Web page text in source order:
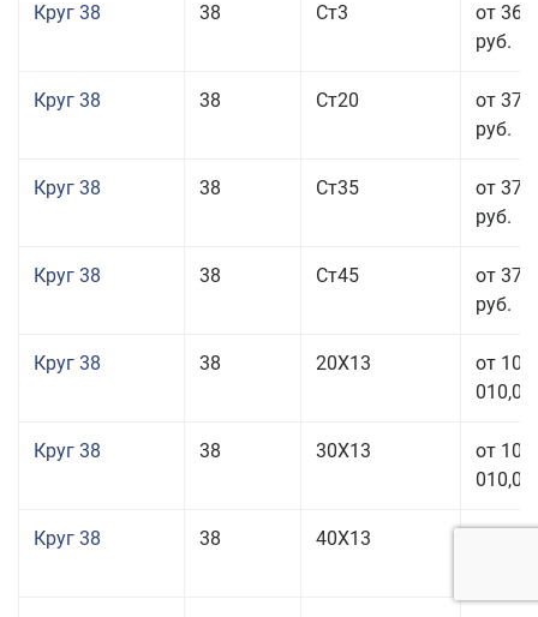
Круг 38 38 Ст3
от 36
руб.
Круг 38 38 Ст20
от 37
руб.
Круг 38 38 Ст35
от 37
руб.
Круг 38 38 Ст45
от 37
руб.
Круг 38 38 20Х13
от 101
010,00
Круг 38 38 30Х13
от 101
010,00
Круг 38 38 40Х13